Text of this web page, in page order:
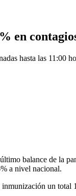
en
hasta las 11:00
balance de la
a nivel nacional.
un